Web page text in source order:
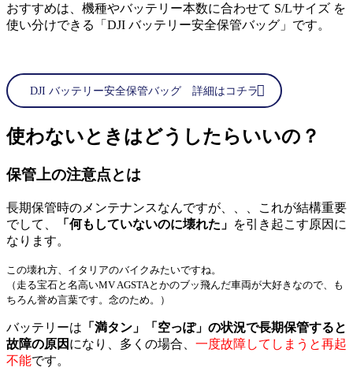
おすすめは、機種やバッテリー本数に合わせて S/Lサイズ を
使い分けできる「DJI バッテリー安全保管バッグ」です。
DJI バッテリー安全保管バッグ 詳細はコチラ
使わないときはどうしたらいいの？
保管上の注意点とは
長期保管時のメンテナンスなんですが、、、これが結構重要
でして、
「何もしていないのに壊れた」 を引き起こす原因に
なります。
この壊れ方、イタリアのバイクみたいですね。
（走る宝石と名高いMV AGSTAとかのブッ飛んだ車両が大好きなので、も
ちろん誉め言葉です。念のため。）
バッテリーは 「満タン」「空っぽ」の状況で長期保管すると
故障の原因 になり、多くの場合、 一度故障してしまうと再起
不能です。